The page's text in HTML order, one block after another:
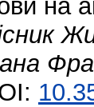
на